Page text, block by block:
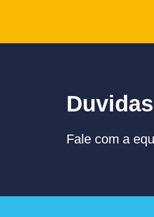
Fale com a